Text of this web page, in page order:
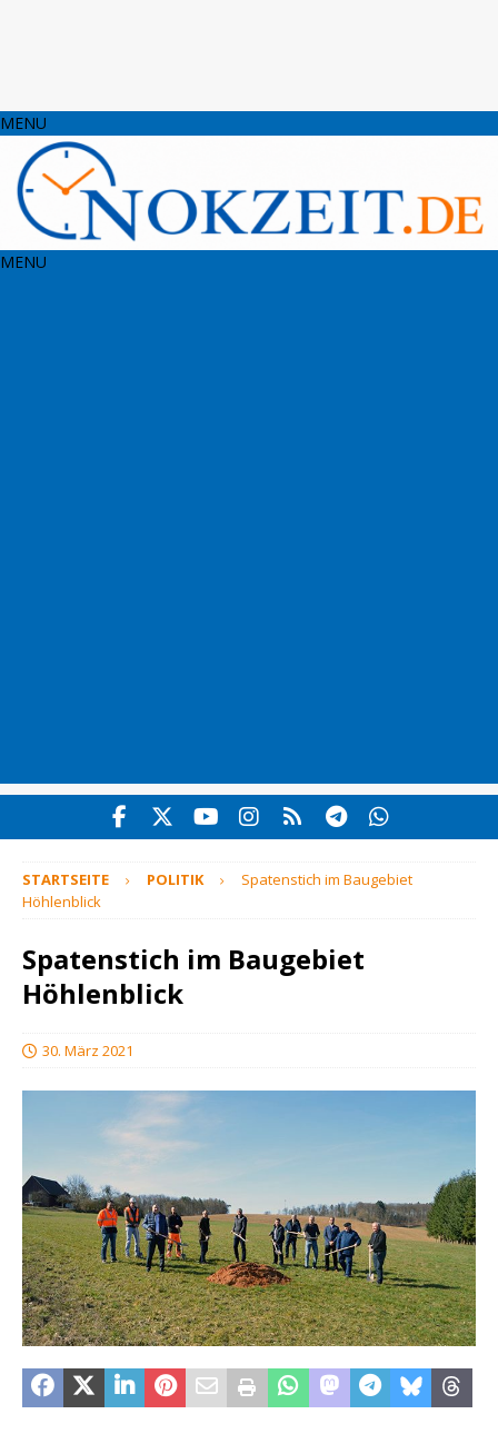
MENU
MENU
STARTSEITE POLITIK
Spatenstich im Baugebiet
Höhlenblick
Spatenstich im Baugebiet
Höhlenblick
30. März 2021